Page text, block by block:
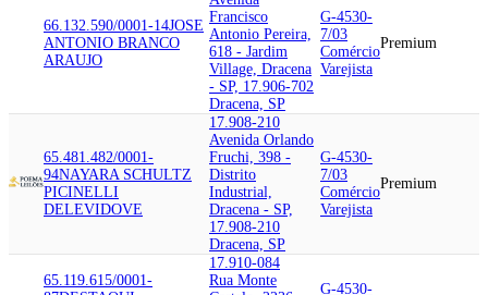
66.132.590/0001-14JOSE
ANTONIO BRANCO
ARAUJO
Francisco
Antonio Pereira,
618 - Jardim
Village, Dracena
- SP, 17.906-702
Dracena, SP
G-4530-
7/03
Comércio
Varejista
Premium
65.481.482/0001-
94NAYARA SCHULTZ
PICINELLI
DELEVIDOVE
17.908-210
Avenida Orlando
Fruchi, 398 -
Distrito
Industrial,
Dracena - SP,
17.908-210
Dracena, SP
G-4530-
7/03
Comércio
Varejista
Premium
65.119.615/0001-
17.910-084
Rua Monte
G-4530-